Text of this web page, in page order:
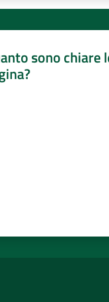
sono chiare